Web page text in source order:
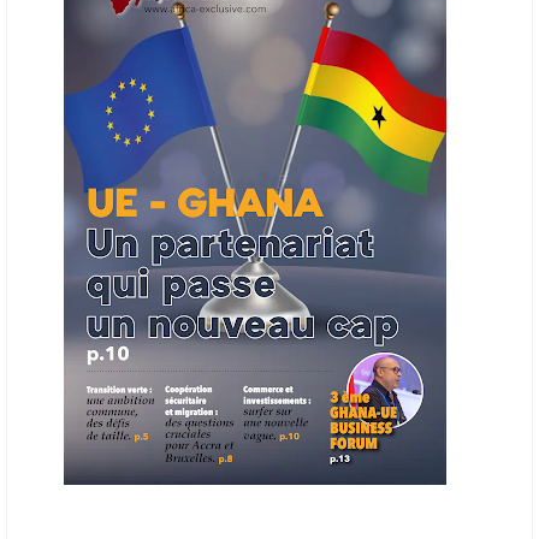
Cet outil permettra de recenser les entreprises africaines opérant dans
la chaîne de valeur énergétique et de publier des appels d’offres
ouverts en priorité aux sociétés du continent. Le projet est en phase
finale de développement et devrait aboutir, d’ici fin 2026 ou début
2027, à un bulletin africain des appels d’offres dans le secteur de
l’énergie.
06/06/26 AFRICA FINANCE CORPORATION
Cette semaine, Africa Finance Corporation (AFC) a annoncé avoir
bouclé un prêt syndiqué de 2 milliards de dollars, la plus importante
levée de son histoire. Initialement calibrée à 1,6 milliard, l'opération a
été relevée de 400 millions face à l'afflux des souscriptions de
banques internationales. Plus du tiers des fonds proviennent
d'institutions financières asiatiques, à parts égales avec l'Europe.
L'Asie-Pacifique et l'Europe pèsent chacune 35 % du tour de table,
devant le Moyen-Orient (25 %) et l'Afrique (5 %), selon le communiqué
de l'institution panafricaine, qui compte 48 pays membres.
ECHANGES AFRIQUE - UE